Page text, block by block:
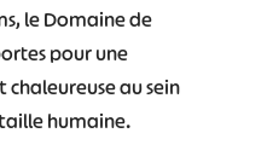
le Domaine de
pour une
au sein
humaine.